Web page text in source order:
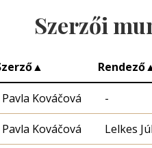
Szerzői
▲ Rendező
Pavla Kováčová -
Pavla Kováčová Lelkes